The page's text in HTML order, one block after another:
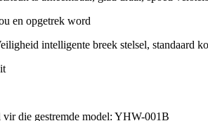
en opgetrek word
intelligente breek stelsel, standaard